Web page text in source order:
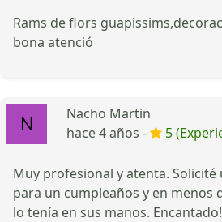
Rams de flors
bona atenció
Nacho Martin
hace 4 años -
5
Muy profesional y atenta.
para un cumpleaños y en menos
lo tenía en sus manos. Encantado!